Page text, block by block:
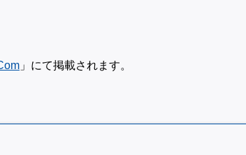
」にて掲載されます。